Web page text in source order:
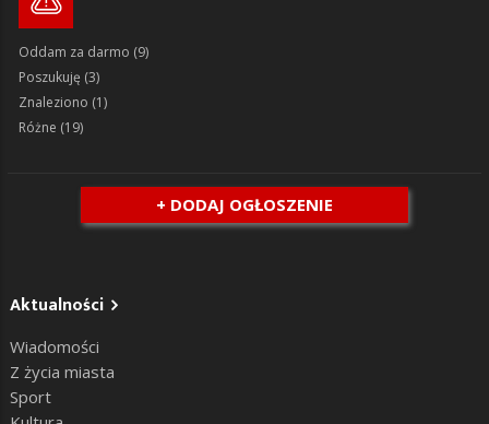
Oddam za darmo (9)
Poszukuję (3)
Znaleziono (1)
Różne (19)
+ DODAJ OGŁOSZENIE
Aktualności
Wiadomości
Z życia miasta
Sport